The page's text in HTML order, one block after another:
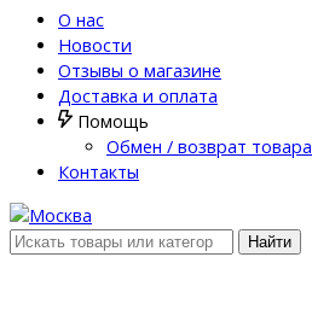
О нас
Новости
Отзывы о магазине
Доставка и оплата
Помощь
Обмен / возврат товара
Контакты
Найти